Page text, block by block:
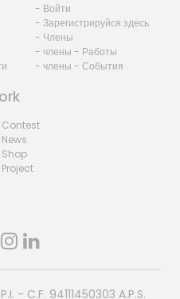
- Войти
- Зарегистрируйся здесь
- Члены
- члены - Работы
- члены - События
P.I. - C.F. 94111450303 A.P.S.